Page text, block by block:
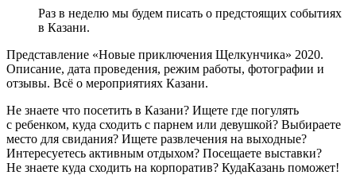
Раз в неделю мы будем писать о предстоящих событиях
в Казани.
Представление «Новые приключения Щелкунчика» 2020.
Описание, дата проведения, режим работы, фотографии и
отзывы. Всё о мероприятиях Казани.
Не знаете что посетить в Казани? Ищете где погулять
с ребенком, куда сходить с парнем или девушкой? Выбираете
место для свидания? Ищете развлечения на выходные?
Интересуетесь активным отдыхом? Посещаете выставки?
Не знаете куда сходить на корпоратив? КудаКазань поможет!